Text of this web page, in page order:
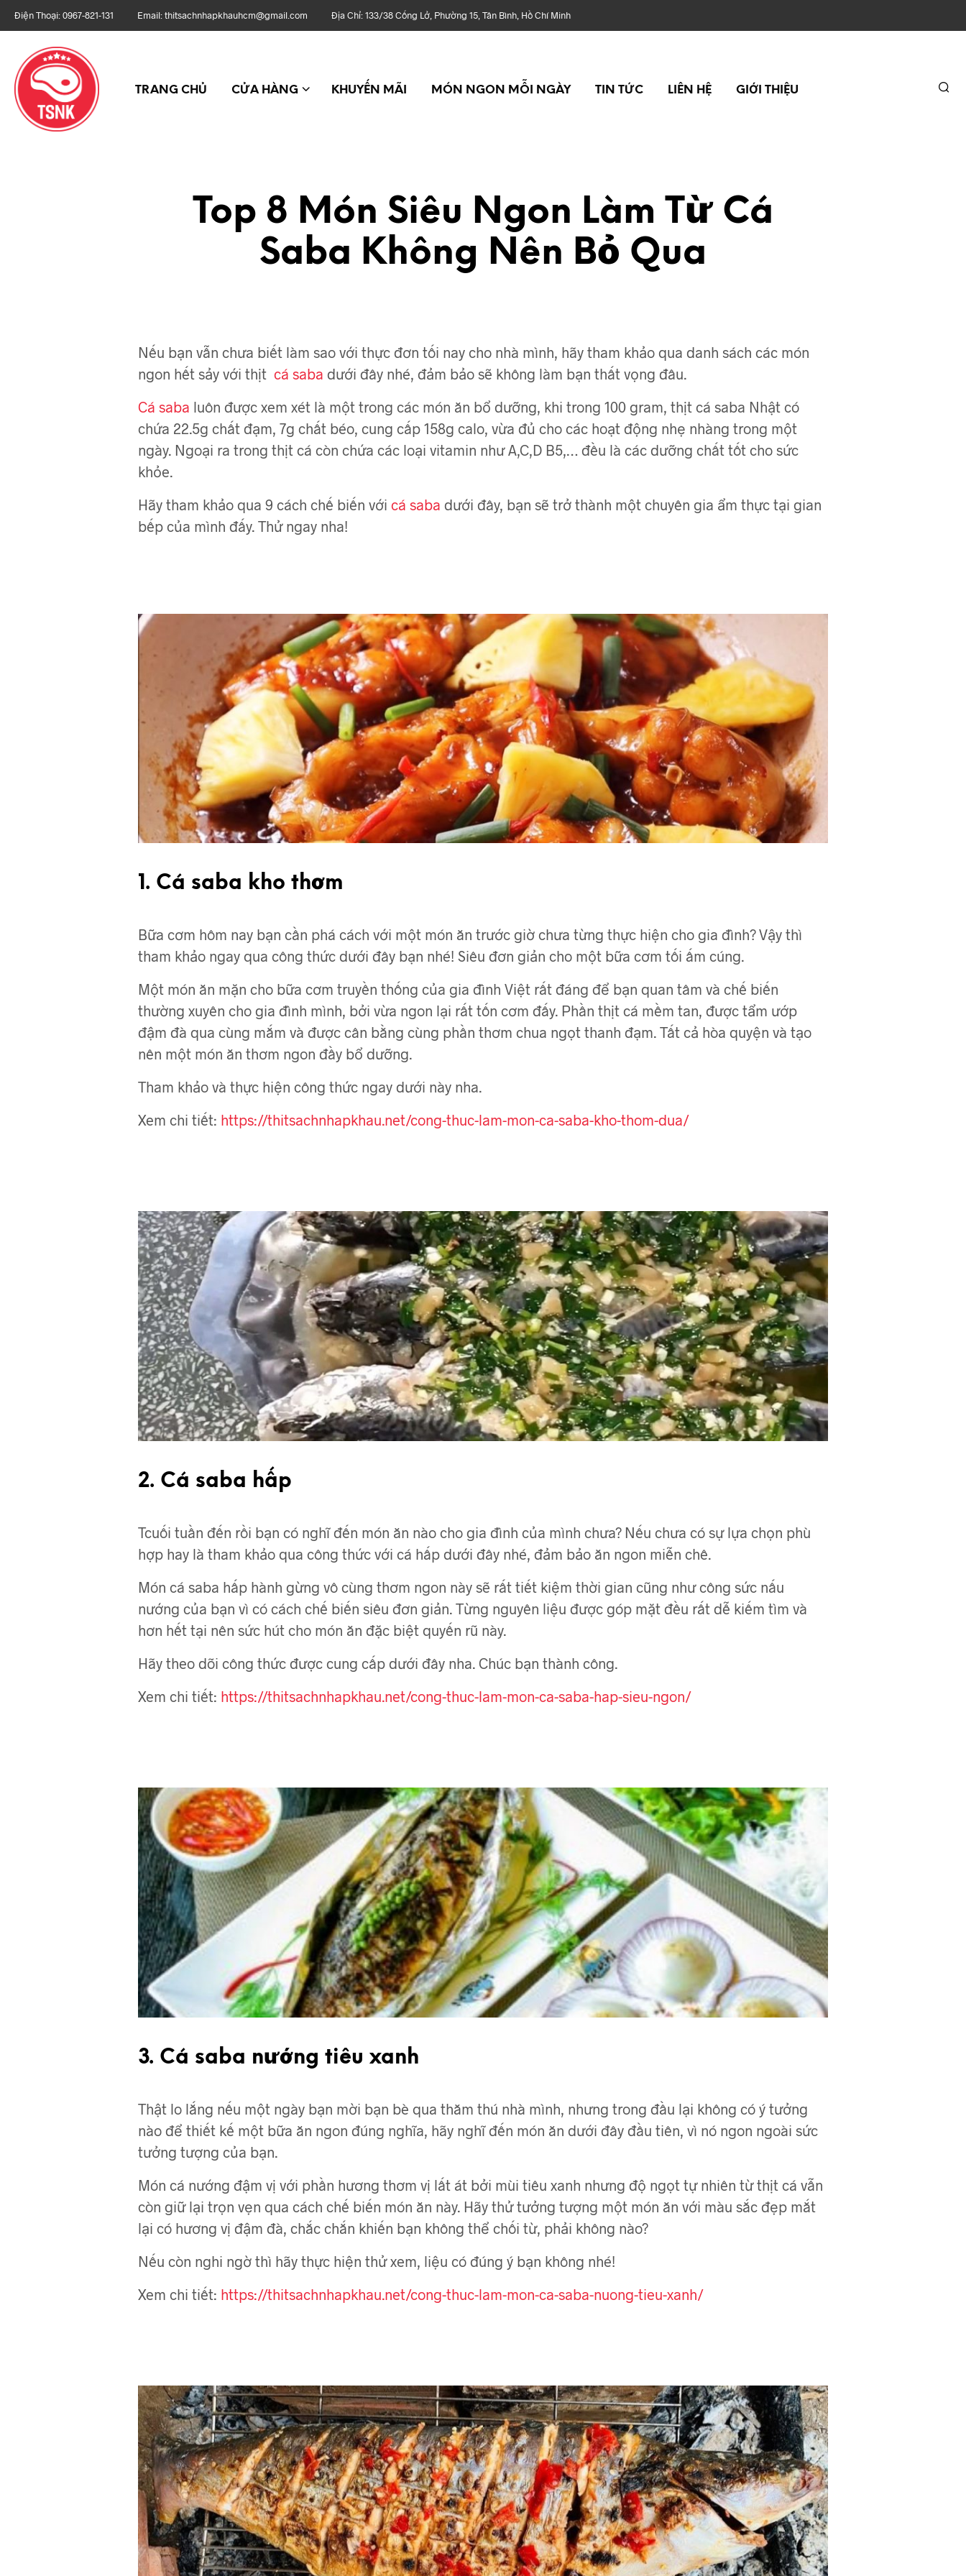
Điện Thoại: 0967-821-131 Email: thitsachnhapkhauhcm@gmail.com Địa Chỉ: 133/38 Cống Lở, Phường 15, Tân Bình, Hồ Chí Minh
TRANG CHỦ CỬA HÀNG KHUYẾN MÃI MÓN NGON MỖI NGÀY TIN TỨC LIÊN HỆ GIỚI THIỆU
Top 8 Món Siêu Ngon Làm Từ Cá
Saba Không Nên Bỏ Qua
Nếu bạn vẫn chưa biết làm sao với thực đơn tối nay cho nhà mình, hãy tham khảo qua danh sách các món
ngon hết sảy với thịt cá saba dưới đây nhé, đảm bảo sẽ không làm bạn thất vọng đâu.
Cá saba luôn được xem xét là một trong các món ăn bổ dưỡng, khi trong 100 gram, thịt cá saba Nhật có
chứa 22.5g chất đạm, 7g chất béo, cung cấp 158g calo, vừa đủ cho các hoạt động nhẹ nhàng trong một
ngày. Ngoại ra trong thịt cá còn chứa các loại vitamin như A,C,D B5,… đều là các dưỡng chất tốt cho sức
khỏe.
Hãy tham khảo qua 9 cách chế biến với cá saba dưới đây, bạn sẽ trở thành một chuyên gia ẩm thực tại gian
bếp của mình đấy. Thử ngay nha!
1. Cá saba kho thơm
Bữa cơm hôm nay bạn cần phá cách với một món ăn trước giờ chưa từng thực hiện cho gia đình? Vậy thì
tham khảo ngay qua công thức dưới đây bạn nhé! Siêu đơn giản cho một bữa cơm tối ấm cúng.
Một món ăn mặn cho bữa cơm truyền thống của gia đình Việt rất đáng để bạn quan tâm và chế biến
thường xuyên cho gia đình mình, bởi vừa ngon lại rất tốn cơm đấy. Phần thịt cá mềm tan, được tẩm ướp
đậm đà qua cùng mắm và được cân bằng cùng phần thơm chua ngọt thanh đạm. Tất cả hòa quyện và tạo
nên một món ăn thơm ngon đầy bổ dưỡng.
Tham khảo và thực hiện công thức ngay dưới này nha.
Xem chi tiết: https://thitsachnhapkhau.net/cong-thuc-lam-mon-ca-saba-kho-thom-dua/
2. Cá saba hấp
Tcuối tuần đến rồi bạn có nghĩ đến món ăn nào cho gia đình của mình chưa? Nếu chưa có sự lựa chọn phù
hợp hay là tham khảo qua công thức với cá hấp dưới đây nhé, đảm bảo ăn ngon miễn chê.
Món cá saba hấp hành gừng vô cùng thơm ngon này sẽ rất tiết kiệm thời gian cũng như công sức nấu
nướng của bạn vì có cách chế biến siêu đơn giản. Từng nguyên liệu được góp mặt đều rất dễ kiếm tìm và
hơn hết tại nên sức hút cho món ăn đặc biệt quyến rũ này.
Hãy theo dõi công thức được cung cấp dưới đây nha. Chúc bạn thành công.
Xem chi tiết: https://thitsachnhapkhau.net/cong-thuc-lam-mon-ca-saba-hap-sieu-ngon/
3. Cá saba nướng tiêu xanh
Thật lo lắng nếu một ngày bạn mời bạn bè qua thăm thú nhà mình, nhưng trong đầu lại không có ý tưởng
nào để thiết kế một bữa ăn ngon đúng nghĩa, hãy nghĩ đến món ăn dưới đây đầu tiên, vì nó ngon ngoài sức
tưởng tượng của bạn.
Món cá nướng đậm vị với phần hương thơm vị lất át bởi mùi tiêu xanh nhưng độ ngọt tự nhiên từ thịt cá vẫn
còn giữ lại trọn vẹn qua cách chế biến món ăn này. Hãy thử tưởng tượng một món ăn với màu sắc đẹp mắt
lại có hương vị đậm đà, chắc chắn khiến bạn không thể chối từ, phải không nào?
Nếu còn nghi ngờ thì hãy thực hiện thử xem, liệu có đúng ý bạn không nhé!
Xem chi tiết: https://thitsachnhapkhau.net/cong-thuc-lam-mon-ca-saba-nuong-tieu-xanh/